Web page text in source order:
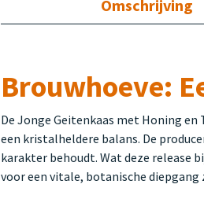
Omschrijving
Brouwhoeve:
De Jonge Geitenkaas met Honing
een kristalheldere balans. De
karakter behoudt. Wat deze release
voor een vitale, botanische